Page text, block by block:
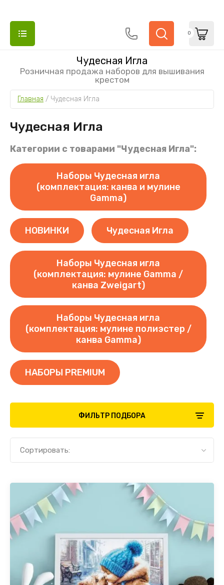
Чудесная Игла
Розничная продажа наборов для вышивания
крестом
0
Главная / Чудесная Игла
Чудесная Игла
Категории с товарами "Чудесная Игла":
Наборы Чудесная игла
(комплектация: канва и мулине
Gamma)
НОВИНКИ Чудесная Игла
Наборы Чудесная игла
(комплектация: мулине Gamma /
канва Zweigart)
Наборы Чудесная игла
(комплектация: мулине полиэстер /
канва Gamma)
НАБОРЫ PREMIUM
ФИЛЬТР ПОДБОРА
Сортировать: